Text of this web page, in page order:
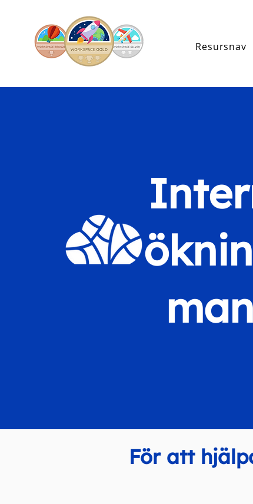
Resursnav
För att